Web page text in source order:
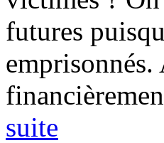
futures
suite